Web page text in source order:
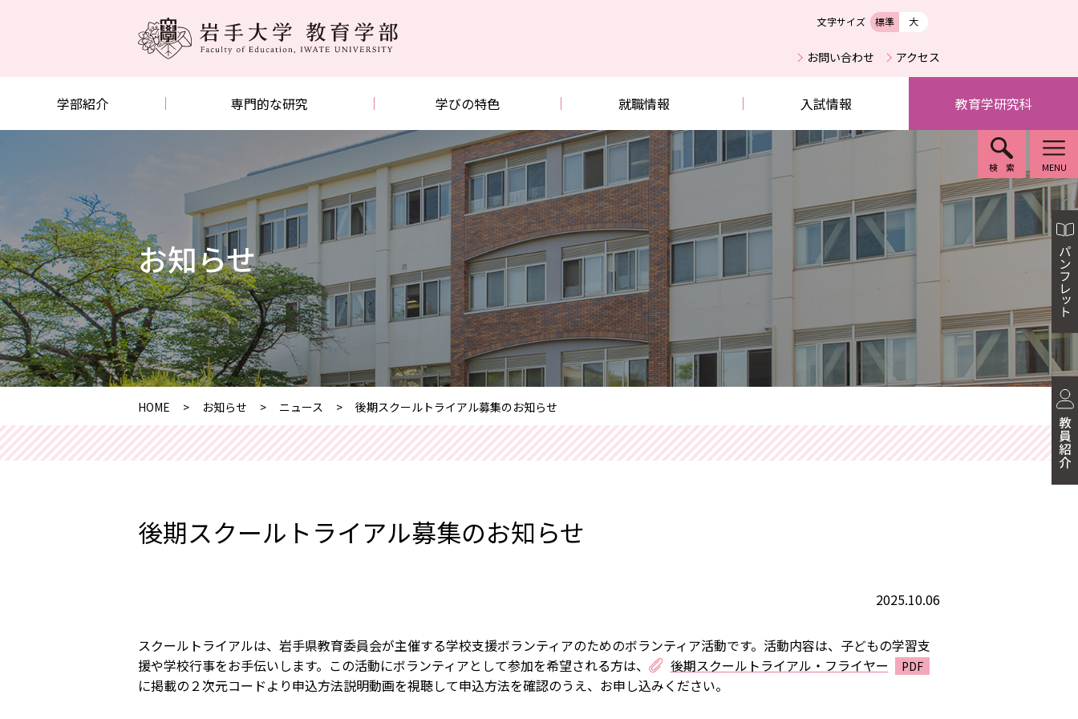
文字サイズ 標準 大
お問い合わせ アクセス
検索 MENU
学部紹介 専門的な研究 学びの特色 就職情報 入試情報 教育学研究科
お知らせ
HOME お知らせ ニュース 後期スクールトライアル募集のお知らせ
後期スクールトライアル募集のお知らせ
2025.10.06
スクールトライアルは、岩手県教育委員会が主催する学校支援ボランティアのためのボランティア活動です。活動内容は、子どもの学習支
援や学校行事をお手伝いします。この活動にボランティアとして参加を希望される方は、
後期スクールトライアル・フライヤー
に掲載の２次元コードより申込方法説明動画を視聴して申込方法を確認のうえ、お申し込みください。